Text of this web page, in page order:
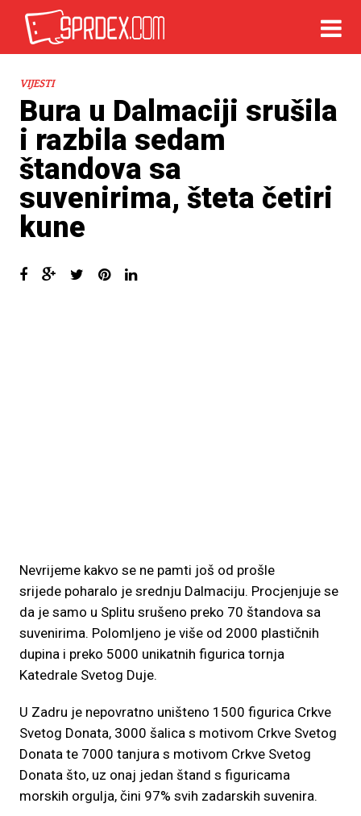
VIJESTI
Bura u Dalmaciji srušila
i razbila sedam
štandova sa
suvenirima, šteta četiri
kune
Nevrijeme kakvo se ne pamti još od prošle
srijede poharalo je srednju Dalmaciju. Procjenjuje se
da je samo u Splitu srušeno preko 70 štandova sa
suvenirima. Polomljeno je više od 2000 plastičnih
dupina i preko 5000 unikatnih figurica tornja
Katedrale Svetog Duje.
U Zadru je nepovratno uništeno 1500 figurica Crkve
Svetog Donata, 3000 šalica s motivom Crkve Svetog
Donata te 7000 tanjura s motivom Crkve Svetog
Donata što, uz onaj jedan štand s figuricama
morskih orgulja, čini 97% svih zadarskih suvenira.